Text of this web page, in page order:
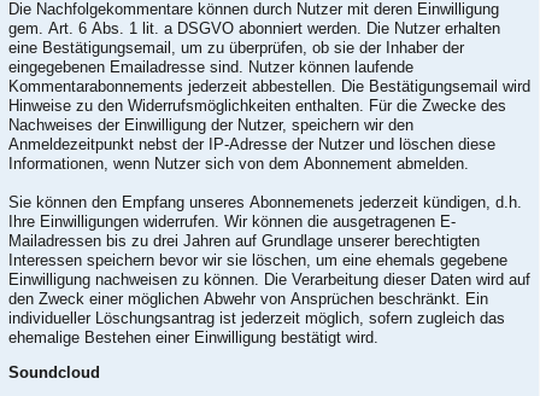
Die Nachfolgekommentare können durch Nutzer mit deren Einwilligung
gem. Art. 6 Abs. 1 lit. a DSGVO abonniert werden. Die Nutzer erhalten
eine Bestätigungsemail, um zu überprüfen, ob sie der Inhaber der
eingegebenen Emailadresse sind. Nutzer können laufende
Kommentarabonnements jederzeit abbestellen. Die Bestätigungsemail wird
Hinweise zu den Widerrufsmöglichkeiten enthalten. Für die Zwecke des
Nachweises der Einwilligung der Nutzer, speichern wir den
Anmeldezeitpunkt nebst der IP-Adresse der Nutzer und löschen diese
Informationen, wenn Nutzer sich von dem Abonnement abmelden.
Sie können den Empfang unseres Abonnemenets jederzeit kündigen, d.h.
Ihre Einwilligungen widerrufen. Wir können die ausgetragenen E-
Mailadressen bis zu drei Jahren auf Grundlage unserer berechtigten
Interessen speichern bevor wir sie löschen, um eine ehemals gegebene
Einwilligung nachweisen zu können. Die Verarbeitung dieser Daten wird auf
den Zweck einer möglichen Abwehr von Ansprüchen beschränkt. Ein
individueller Löschungsantrag ist jederzeit möglich, sofern zugleich das
ehemalige Bestehen einer Einwilligung bestätigt wird.
Soundcloud